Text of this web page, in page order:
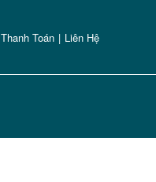
Thanh Toán | Liên Hệ